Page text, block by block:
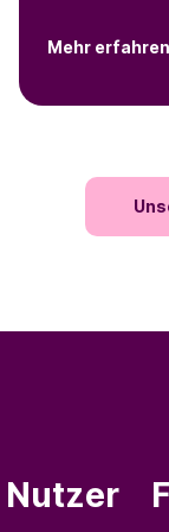
Mehr erfahren